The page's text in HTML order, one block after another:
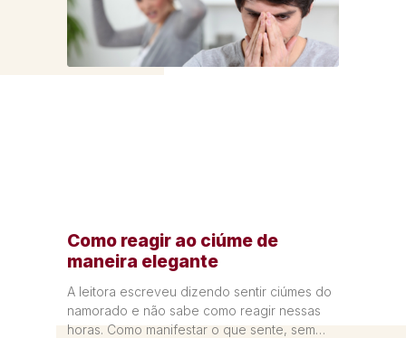
Como reagir ao ciúme de
maneira elegante
A leitora escreveu dizendo sentir ciúmes do
namorado e não sabe como reagir nessas
horas. Como manifestar o que sente, sem